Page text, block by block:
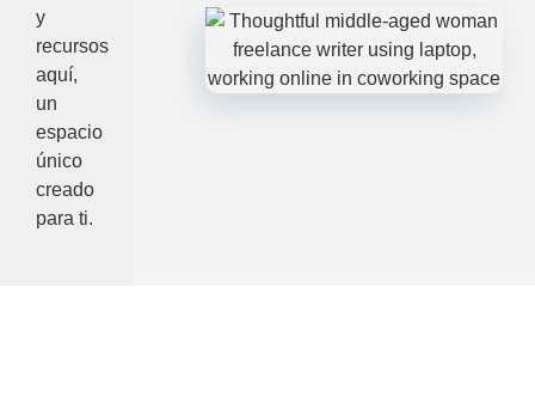
y
recursos
aquí,
un
espacio
único
creado
para ti.